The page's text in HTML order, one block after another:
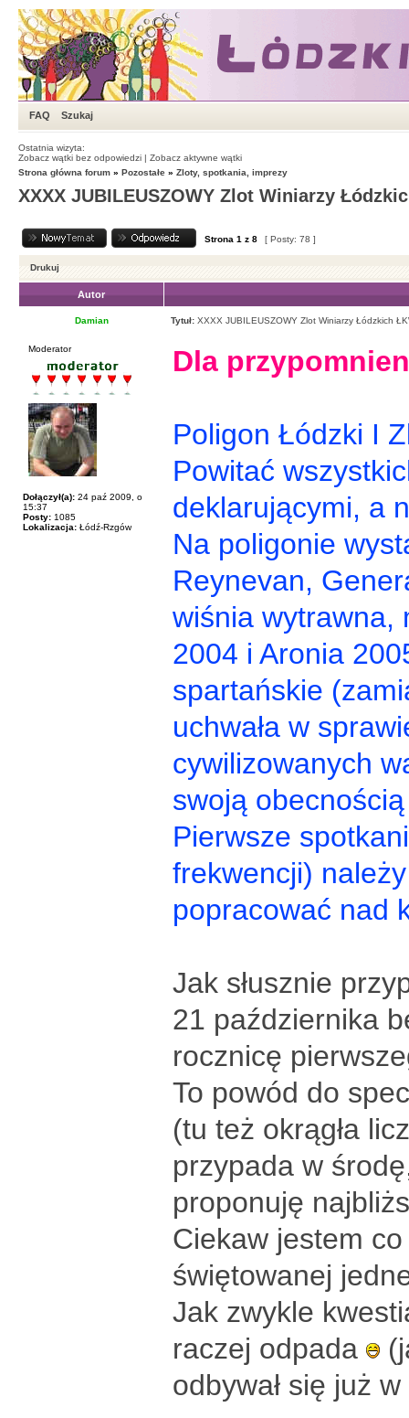
FAQ Szukaj
Ostatnia wizyta:
Zobacz wątki bez odpowiedzi | Zobacz aktywne wątki
Strona główna forum » Pozostałe » Zloty, spotkania, imprezy
XXXX JUBILEUSZOWY Zlot Winiarzy
Strona 1 z 8 [ Posty: 78 ]
Drukuj
Autor
Damian Tytuł: XXXX JUBILEUSZOWY Zlot Winiarzy Łódzkich
Moderator
Dołączył(a): 24 paź 2009, o
15:37
Posty: 1085
Lokalizacja: Łódź-Rzgów
Dla
Poligon Łódzki I
Powitać
deklarującymi, a
Na poligonie
Reynevan,
wiśnia wytrawna,
2004 i Aronia
spartańskie
uchwała w
cywilizowanych
swoją
Pierwsze
frekwencji)
popracować nad
Jak słusznie
21 października
rocznicę
To powód do
(tu też okrągła
przypada w
proponuję
Ciekaw jestem
świętowanej
Jak zwykle
raczej odpada
odbywał się już